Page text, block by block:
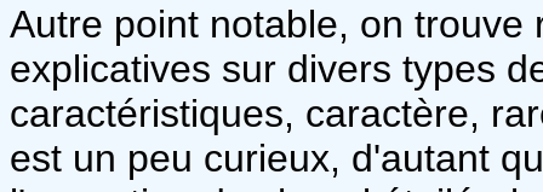
Autre point notable, on
explicatives sur divers types
caractéristiques, caractère,
est un peu curieux, d'autant